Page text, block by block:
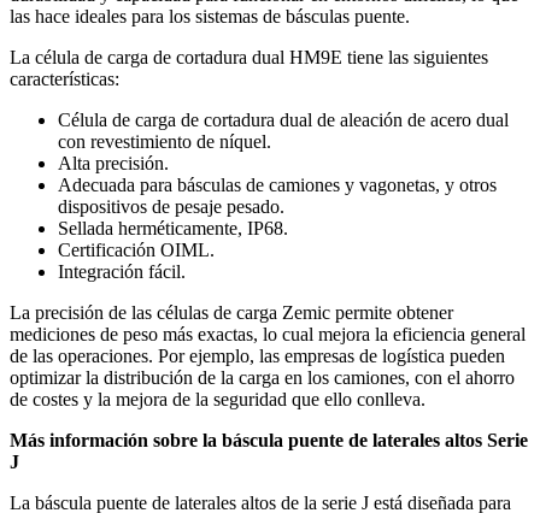
las hace ideales para los sistemas de básculas puente.
La célula de carga de cortadura dual HM9E tiene las siguientes
características:
Célula de carga de cortadura dual de aleación de acero dual
con revestimiento de níquel.
Alta precisión.
Adecuada para básculas de camiones y vagonetas, y otros
dispositivos de pesaje pesado.
Sellada herméticamente, IP68.
Certificación OIML.
Integración fácil.
La precisión de las células de carga Zemic permite obtener
mediciones de peso más exactas, lo cual mejora la eficiencia general
de las operaciones. Por ejemplo, las empresas de logística pueden
optimizar la distribución de la carga en los camiones, con el ahorro
de costes y la mejora de la seguridad que ello conlleva.
Más información sobre la báscula puente de laterales altos Serie
J
La báscula puente de laterales altos de la serie J está diseñada para